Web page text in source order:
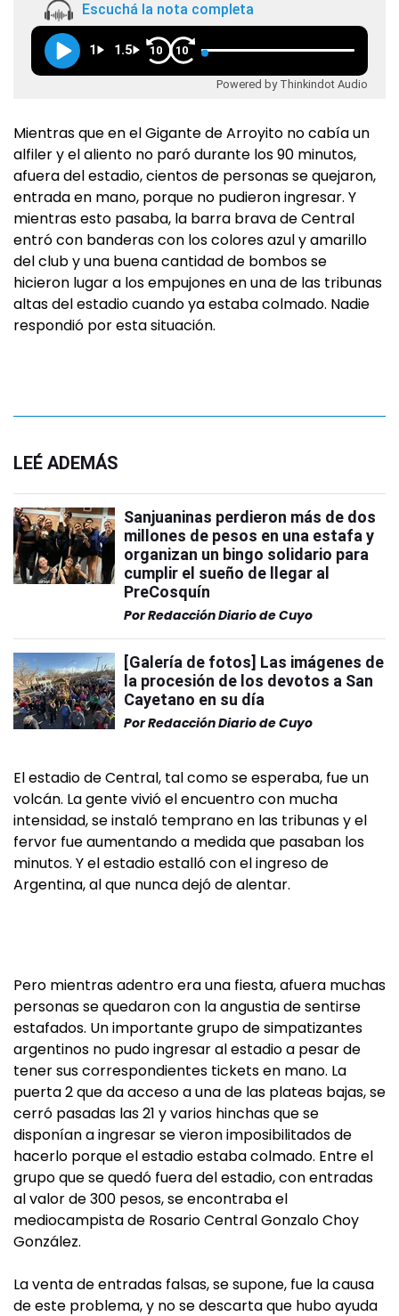
Escuchá la nota completa
1 1.5 10 10
Powered by Thinkindot Audio
Mientras que en el Gigante de Arroyito no cabía un
alfiler y el aliento no paró durante los 90 minutos,
afuera del estadio, cientos de personas se quejaron,
entrada en mano, porque no pudieron ingresar. Y
mientras esto pasaba, la barra brava de Central
entró con banderas con los colores azul y amarillo
del club y una buena cantidad de bombos se
hicieron lugar a los empujones en una de las tribunas
altas del estadio cuando ya estaba colmado. Nadie
respondió por esta situación.
LEÉ ADEMÁS
Sanjuaninas perdieron más de dos
millones de pesos en una estafa y
organizan un bingo solidario para
cumplir el sueño de llegar al
PreCosquín
PorRedacción Diario de Cuyo
[Galería de fotos] Las imágenes de
la procesión de los devotos a San
Cayetano en su día
PorRedacción Diario de Cuyo
El estadio de Central, tal como se esperaba, fue un
volcán. La gente vivió el encuentro con mucha
intensidad, se instaló temprano en las tribunas y el
fervor fue aumentando a medida que pasaban los
minutos. Y el estadio estalló con el ingreso de
Argentina, al que nunca dejó de alentar.
Pero mientras adentro era una fiesta, afuera muchas
personas se quedaron con la angustia de sentirse
estafados. Un importante grupo de simpatizantes
argentinos no pudo ingresar al estadio a pesar de
tener sus correspondientes tickets en mano. La
puerta 2 que da acceso a una de las plateas bajas, se
cerró pasadas las 21 y varios hinchas que se
disponían a ingresar se vieron imposibilitados de
hacerlo porque el estadio estaba colmado. Entre el
grupo que se quedó fuera del estadio, con entradas
al valor de 300 pesos, se encontraba el
mediocampista de Rosario Central Gonzalo Choy
González.
La venta de entradas falsas, se supone, fue la causa
de este problema, y no se descarta que hubo ayuda